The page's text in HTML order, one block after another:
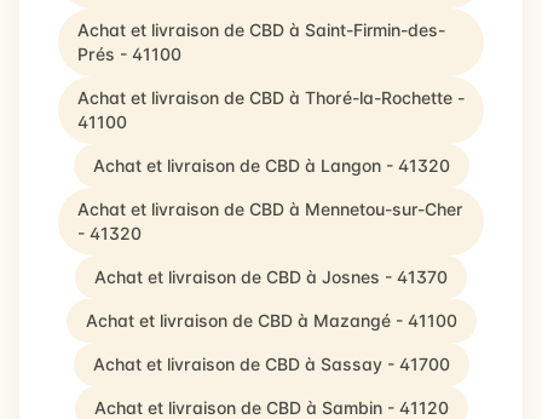
Achat et livraison de CBD à Saint-Firmin-des-
Prés - 41100
Achat et livraison de CBD à Thoré-la-Rochette -
41100
Achat et livraison de CBD à Langon - 41320
Achat et livraison de CBD à Mennetou-sur-Cher
- 41320
Achat et livraison de CBD à Josnes - 41370
Achat et livraison de CBD à Mazangé - 41100
Achat et livraison de CBD à Sassay - 41700
Achat et livraison de CBD à Sambin - 41120